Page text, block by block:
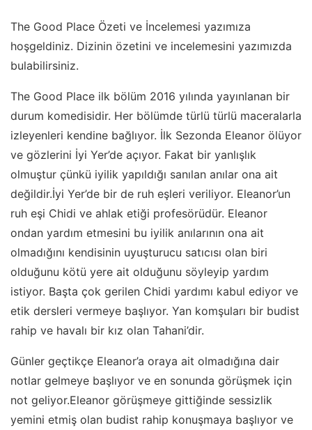
The Good Place Özeti ve İncelemesi yazımıza
hoşgeldiniz. Dizinin özetini ve incelemesini yazımızda
bulabilirsiniz.
The Good Place ilk bölüm 2016 yılında yayınlanan bir
durum komedisidir. Her bölümde türlü türlü maceralarla
izleyenleri kendine bağlıyor. İlk Sezonda Eleanor ölüyor
ve gözlerini İyi Yer’de açıyor. Fakat bir yanlışlık
olmuştur çünkü iyilik yapıldığı sanılan anılar ona ait
değildir.İyi Yer’de bir de ruh eşleri veriliyor. Eleanor’un
ruh eşi Chidi ve ahlak etiği profesörüdür. Eleanor
ondan yardım etmesini bu iyilik anılarının ona ait
olmadığını kendisinin uyuşturucu satıcısı olan biri
olduğunu kötü yere ait olduğunu söyleyip yardım
istiyor. Başta çok gerilen Chidi yardımı kabul ediyor ve
etik dersleri vermeye başlıyor. Yan komşuları bir budist
rahip ve havalı bir kız olan Tahani’dir.
Günler geçtikçe Eleanor’a oraya ait olmadığına dair
notlar gelmeye başlıyor ve en sonunda görüşmek için
not geliyor.Eleanor görüşmeye gittiğinde sessizlik
yemini etmiş olan budist rahip konuşmaya başlıyor ve